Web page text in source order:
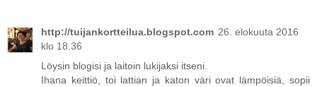
http://tuijankortteilua.blogspot.com 26. elokuuta 2016
klo 18.36
Löysin blogisi ja laitoin lukijaksi itseni.
Ihana keittiö, toi lattian ja katon väri ovat lämpöisiä, sopii